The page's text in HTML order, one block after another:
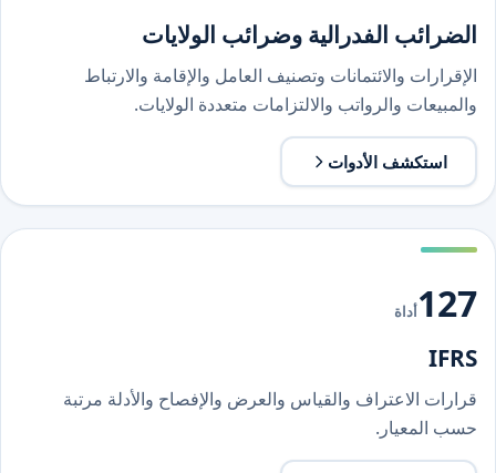
الضرائب الفدرالية وضرائب الولايات
الإقرارات والائتمانات وتصنيف العامل والإقامة والارتباط
والمبيعات والرواتب والالتزامات متعددة الولايات.
استكشف الأدوات
127أداة
IFRS
قرارات الاعتراف والقياس والعرض والإفصاح والأدلة مرتبة
حسب المعيار.